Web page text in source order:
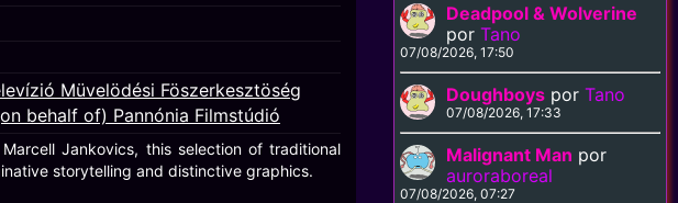
Müvelödési Föszerkesztöség
behalf of) Pannónia Filmstúdió
Jankovics, this selection of traditional
storytelling and distinctive graphics.
Deadpool & Wolverine
porTano
07/08/2026, 17:50
Doughboys porTano
07/08/2026, 17:33
Malignant Man por
auroraboreal
07/08/2026, 07:27